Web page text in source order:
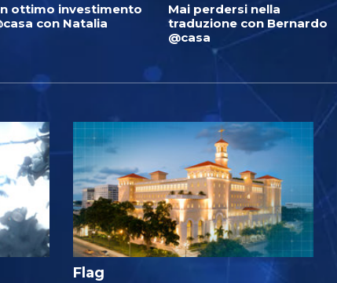
ottimo investimento
con Natalia
Mai perdersi nella
traduzione con Bernardo
@casa
Flag